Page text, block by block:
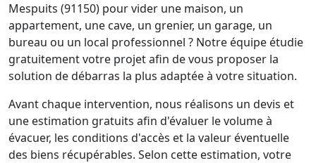
Mespuits (91150) pour vider une maison, un
appartement, une cave, un grenier, un garage, un
bureau ou un local professionnel ? Notre équipe étudie
gratuitement votre projet afin de vous proposer la
solution de débarras la plus adaptée à votre situation.
Avant chaque intervention, nous réalisons un devis et
une estimation gratuits afin d'évaluer le volume à
évacuer, les conditions d'accès et la valeur éventuelle
des biens récupérables. Selon cette estimation, votre